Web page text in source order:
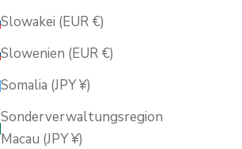
Slowakei (EUR €)
Slowenien (EUR €)
Somalia (JPY ¥)
Sonderverwaltungsregion
Macau (JPY ¥)